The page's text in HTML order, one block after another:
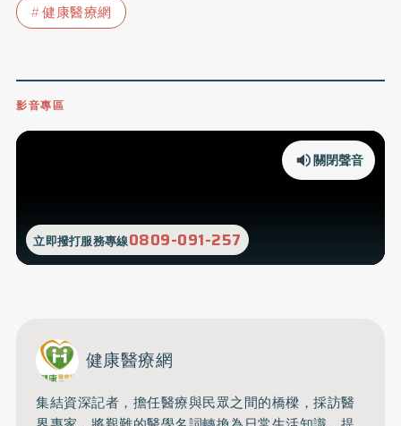
健康醫療網
影音專區
立即撥打服務專線0809-091-257
關閉聲音
健康醫療網
集結資深記者，擔任醫療與民眾之間的橋樑，採訪醫